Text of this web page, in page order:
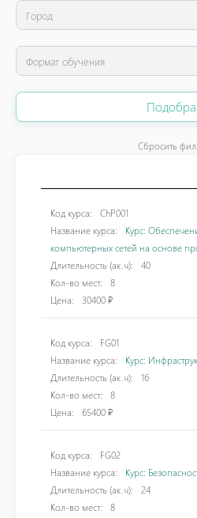
Сбросить
Код курса:
ChP001
Название курса:
Курс:
компьютерных сетей на основе
Длительность (ак.ч):
40
Кол-во мест:
8
Цена:
30400 ₽
Код курса:
FG01
Название курса:
Курс:
Длительность (ак.ч):
16
Кол-во мест:
8
Цена:
65400 ₽
Код курса:
FG02
Название курса:
Курс:
Длительность (ак.ч):
24
Кол-во мест:
8